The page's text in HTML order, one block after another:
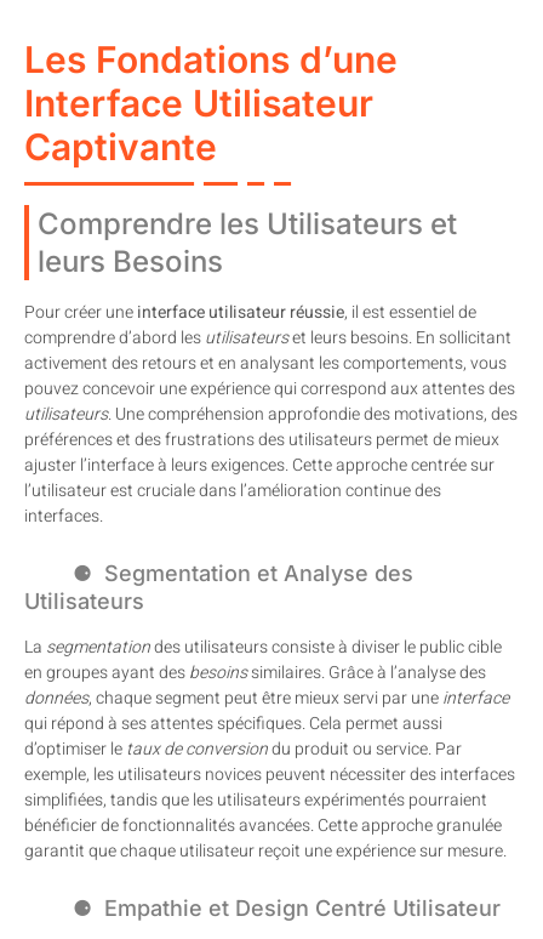
Les Fondations d’une
Interface Utilisateur
Captivante
Comprendre les Utilisateurs et
leurs Besoins
Pour créer uneinterface utilisateur réussie, il est essentiel de
comprendre d’abord lesutilisateurset leurs besoins. En sollicitant
activement des retours et en analysant les comportements, vous
pouvez concevoir une expérience qui correspond aux attentes des
utilisateurs. Une compréhension approfondie des motivations, des
préférences et des frustrations des utilisateurs permet de mieux
ajuster l’interface à leurs exigences. Cette approche centrée sur
l’utilisateur est cruciale dans l’amélioration continue des
interfaces.
Segmentation et Analyse des
Utilisateurs
La segmentationdes utilisateurs consiste à diviser le public cible
en groupes ayant desbesoinssimilaires. Grâce à l’analyse des
données, chaque segment peut être mieux servi par uneinterface
qui répond à ses attentes spécifiques. Cela permet aussi
d’optimiser le taux de conversiondu produit ou service. Par
exemple, les utilisateurs novices peuvent nécessiter des interfaces
simplifiées, tandis que les utilisateurs expérimentés pourraient
bénéficier de fonctionnalités avancées. Cette approche granulée
garantit que chaque utilisateur reçoit une expérience sur mesure.
Empathie et Design Centré Utilisateur